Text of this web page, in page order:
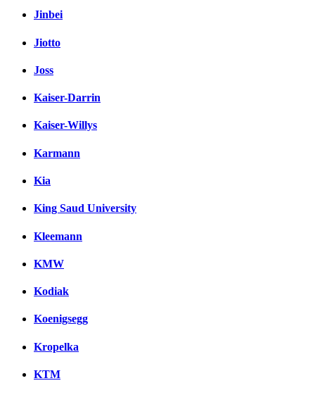
Jinbei
Jiotto
Joss
Kaiser-Darrin
Kaiser-Willys
Karmann
Kia
King Saud University
Kleemann
KMW
Kodiak
Koenigsegg
Kropelka
KTM